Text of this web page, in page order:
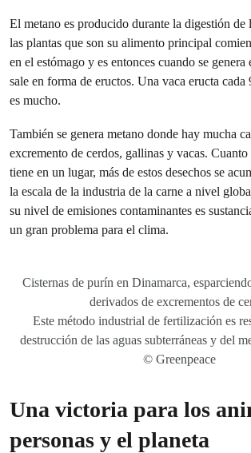
El metano es producido durante la digestión de
las plantas que son su alimento principal
en el estómago y es entonces cuando se genera
sale en forma de eructos. Una vaca eructa cada
es mucho.
También se genera metano donde hay mucha
excremento de cerdos, gallinas y vacas. Cuanto
tiene en un lugar, más de estos desechos se
la escala de la industria de la carne a nivel
su nivel de emisiones contaminantes es
un gran problema para el clima.
Cisternas de purín en Dinamarca,
derivados de excrementos de
Este método industrial de fertilización es
destrucción de las aguas subterráneas y del
© Greenpeace
Una victoria para los
personas y el planeta